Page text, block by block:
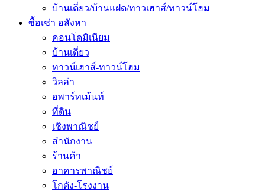
บ้านเดี่ยว/บ้านแฝด/ทาวเฮาส์/ทาวน์โฮม
ซื้อเช่า อสังหา
คอนโดมิเนียม
บ้านเดี่ยว
ทาวน์เฮาส์-ทาวน์โฮม
วิลล่า
อพาร์ทเม้นท์
ที่ดิน
เชิงพาณิชย์
สำนักงาน
ร้านค้า
อาคารพาณิชย์
โกดัง-โรงงาน